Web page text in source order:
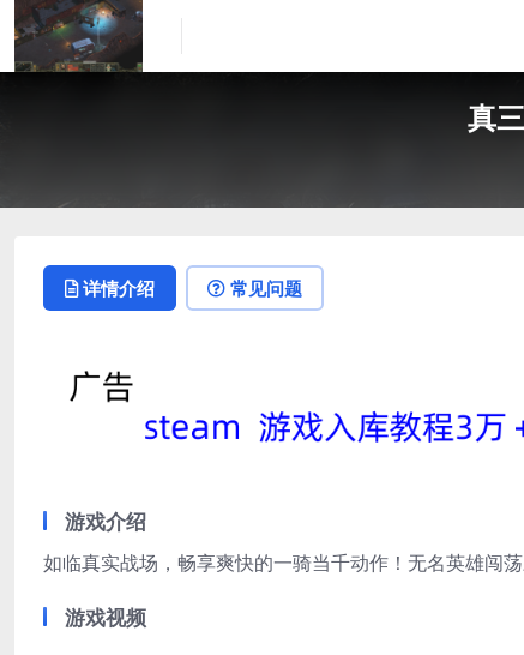
真
详情介绍 常见问题
游戏介绍
如临真实战场，畅享爽快的一骑当千动作！无名英雄闯荡
游戏视频